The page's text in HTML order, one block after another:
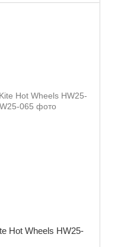
Hot Wheels HW25-